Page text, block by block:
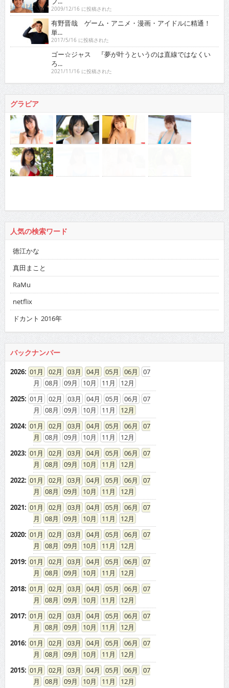
2009/12/16 に投稿された
有野晋哉 ゲーム・アニメ・漫画・アイドルに精通！
単...
2017/5/16 に投稿された
ゴー☆ジャス 『夢が叶うというのは直線ではなくい
ろ...
2021/11/16 に投稿された
グラビア
人気の検索ワード
徳江かな
真田まこと
RaMu
netflix
ドカント 2016年
バックナンバー
2026: 01 02 03 04 05 06
07
08
09 10 11
12
2025: 01 02 03 04 05 06
07
08
09 10 11
12
2024: 01 02 03 04 05 06
07
08
09 10 11
12
2023: 01 02 03 04 05 06
07
08
09 10 11
12
2022: 01 02 03 04 05 06
07
08
09 10 11
12
2021: 01 02 03 04 05 06
07
08
09 10 11
12
2020: 01 02 03 04 05 06
07
08
09 10 11
12
2019: 01 02 03 04 05 06
07
08
09 10 11
12
2018: 01 02 03 04 05 06
07
08
09 10 11
12
2017: 01 02 03 04 05 06
07
08
09 10 11
12
2016: 01 02 03 04 05 06
07
08
09 10 11
12
2015: 01 02 03 04 05 06
07
08
09 10 11
12